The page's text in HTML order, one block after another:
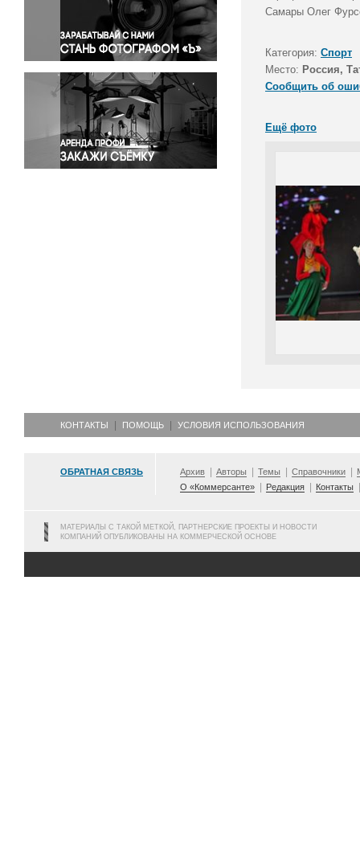
Правосудие
Происшествия и конфликты
Религия
Светская жизнь
Спорт
Экология
Экономика и бизнес
Самары Олег
Категория: Спорт
Место: Россия,
Сообщить об
Ещё фото
КОНТАКТЫ ПОМОЩЬ УСЛОВИЯ ИСПОЛЬЗОВАНИЯ
ОБРАТНАЯ СВЯЗЬ Архив Авторы Темы Справочники
О «Коммерсанте»
Редакция Контакты
МАТЕРИАЛЫ С ТАКОЙ МЕТКОЙ, ПАРТНЕРСКИЕ ПРОЕКТЫ И НОВОСТИ
КОМПАНИЙ ОПУБЛИКОВАНЫ НА КОММЕРЧЕСКОЙ ОСНОВЕ